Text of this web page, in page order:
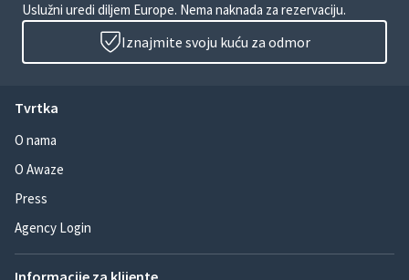
Uslužni uredi diljem Europe. Nema naknada za rezervaciju.
Iznajmite svoju kuću za odmor
Tvrtka
O nama
O Awaze
Press
Agency Login